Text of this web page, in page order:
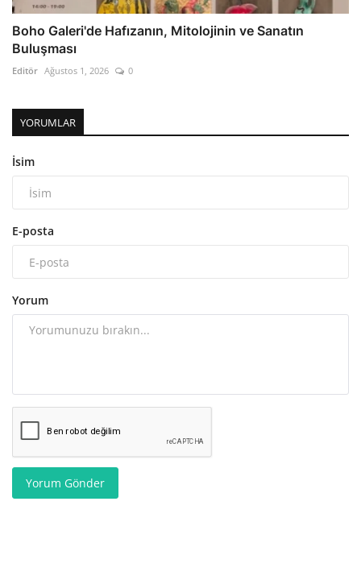
Boho Galeri'de Hafızanın, Mitolojinin ve Sanatın
Buluşması
Editör Ağustos 1, 2026 0
YORUMLAR
İsim
E-posta
Yorum
Yorum Gönder